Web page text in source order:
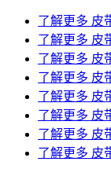
了解更多 皮
了解更多 皮
了解更多 皮
了解更多 皮
了解更多 皮
了解更多 皮
了解更多 皮
了解更多 皮